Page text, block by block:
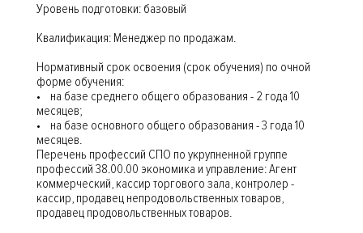
Уровень подготовки: базовый
Квалификация: Менеджер по продажам.
Нормативный срок освоения (срок обучения) по очной
форме обучения:
• на базе среднего общего образования - 2 года 10
месяцев;
• на базе основного общего образования - 3 года 10
месяцев.
Перечень профессий СПО по укрупненной группе
профессий 38.00.00 экономика и управление: Агент
коммерческий, кассир торгового зала, контролер -
кассир, продавец непродовольственных товаров,
продавец продовольственных товаров.